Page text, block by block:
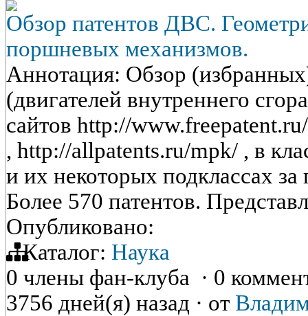
Обзор патентов ДВС.
поршневых механизмов.
Аннотация: Обзор
(двигателей внутреннего
сайтов http://
, http://allpatents.ru/mpk/ , в
и их некоторых подклассах
Более 570 патентов.
Опубликовано:
Каталог: Наука
0 члены фан-клуба · 0
3756 дней(я) назад · от